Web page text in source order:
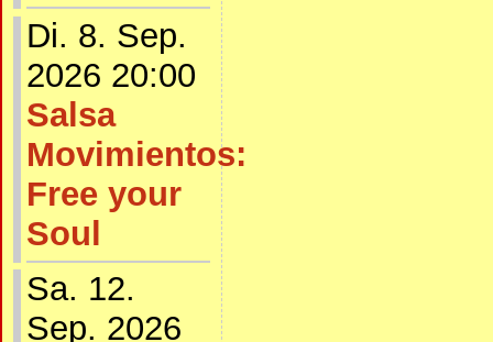
Di. 8. Sep.
2026 20:00
Salsa
Movimientos:
Free your
Soul
Sa. 12.
Sep. 2026